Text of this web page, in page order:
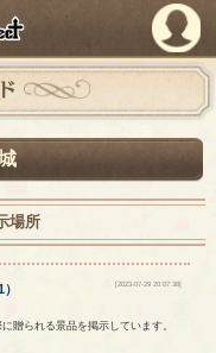
PandoraPartyProject
場所
） [2023-07-29 20:07:38]
贈られる景品を掲示しています。